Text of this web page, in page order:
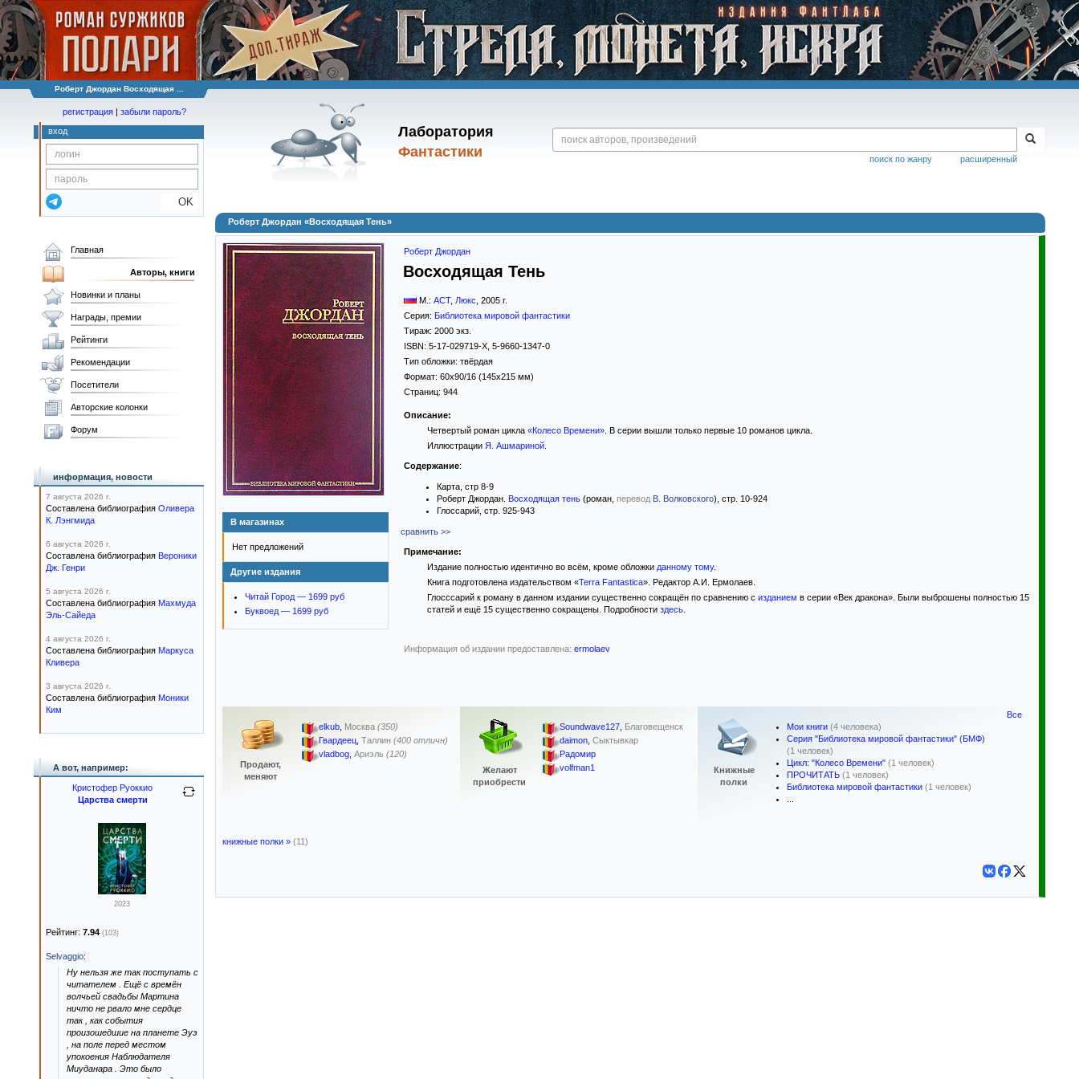
Роберт Джордан Восходящая ...
Лаборатория
Фантастики
расширенный
поиск по жанру
регистрация | забыли пароль?
вход
OK
Роберт Джордан «Восходящая Тень»
В магазинах
Нет предложений
Другие издания
Читай Город — 1699 руб
Буквоед — 1699 руб
Роберт Джордан
Восходящая Тень
М.: АСТ, Люкс 2005 г.
Серия: Библиотека мировой фантастики
Тираж: 2000 экз.
ISBN: 5-17-029719-X, 5-9660-1347-0
Тип обложки: твёрдая
Формат: 60x90/16 (145x215 мм)
Страниц: 944
Описание:
Четвертый роман цикла «Колесо Времени». В серии вышли только первые 10 романов цикла.
Иллюстрации Я. Ашмариной.
Содержание:
Карта, стр 8-9
Роберт Джордан. Восходящая тень (роман, перевод В. Волковского), стр. 10-924
Глоссарий, стр. 925-943
сравнить >>
Примечание:
Издание полностью идентично во всём, кроме обложки данному тому.
Книга подготовлена издательством «Terra Fantastica». Редактор А.И. Ермолаев.
Глосссарий к роману в данном издании существенно сокращён по сравнению с изданием в серии «Век дракона». Были выброшены полностью 15
статей и ещё 15 существенно сокращены. Подробности здесь.
Информация об издании предоставлена: ermolaev
Продают,
меняют
elkub, Москва (350)
Гвардеец, Таллин (400 отличн)
vladbog, Ариэль (120)
Желают
приобрести
Soundwave127, Благовещенск
daimon, Сыктывкар
Радомир
volfman1
Книжные
полки
Мои книги (4 человека)
Серия "Библиотека мировой фантастики" (БМФ)
(1 человек)
Цикл: "Колесо Времени" (1 человек)
ПРОЧИТАТЬ (1 человек)
Библиотека мировой фантастики (1 человек)
Все
книжные полки » (11)
Главная
Авторы, книги
Новинки и планы
Награды, премии
Рейтинги
Рекомендации
Посетители
Авторские колонки
Форум
информация, новости
7 августа 2026 г.
Составлена библиография Оливера
К. Лэнгмида
6 августа 2026 г.
Составлена библиография Вероники
Дж. Генри
5 августа 2026 г.
Составлена библиография Махмуда
Эль-Сайеда
4 августа 2026 г.
Составлена библиография Маркуса
Кливера
3 августа 2026 г.
Составлена библиография Моники
Ким
А вот, например:
Кристофер Руоккио
Царства смерти
2023
Рейтинг: 7.94 (103)
Selvaggio:
Ну нельзя же так поступать с
читателем . Ещё с времён
волчьей свадьбы Мартина
ничто не рвало мне сердце
так , как события
произошедшие на планете Эуэ
, на поле перед местом
упокоения Наблюдателя
Миуданара . Это было